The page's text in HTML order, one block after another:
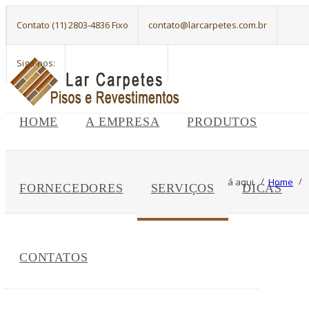
Contato (11) 2803-4836 Fixo contato@larcarpetes.com.br
Siga-nos:
HOME A EMPRESA PRODUTOS
FORNECEDORES SERVIÇOS DICAS
CONTATOS
Você está aqui Home